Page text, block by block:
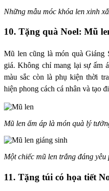
Những mẫu móc khóa len xinh
10. Tặng quà Noel: Mũ
Mũ len cũng là món quà Giáng
giá. Không chỉ mang lại sự ấm
màu sắc còn là phụ kiện thời
hiện phong cách cá nhân và tạo
Mũ len ấm áp là món quà lý
Một chiếc mũ len trắng đáng
11. Tặng túi có họa tiết